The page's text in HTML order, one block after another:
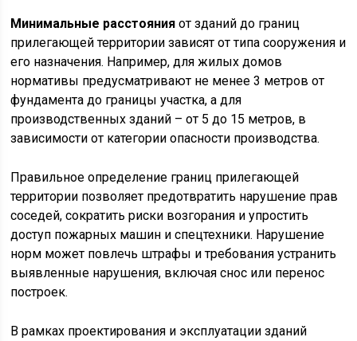
Минимальные расстояния от зданий до границ
прилегающей территории зависят от типа сооружения и
его назначения. Например, для жилых домов
нормативы предусматривают не менее 3 метров от
фундамента до границы участка, а для
производственных зданий – от 5 до 15 метров, в
зависимости от категории опасности производства.
Правильное определение границ прилегающей
территории позволяет предотвратить нарушение прав
соседей, сократить риски возгорания и упростить
доступ пожарных машин и спецтехники. Нарушение
норм может повлечь штрафы и требования устранить
выявленные нарушения, включая снос или перенос
построек.
В рамках проектирования и эксплуатации зданий